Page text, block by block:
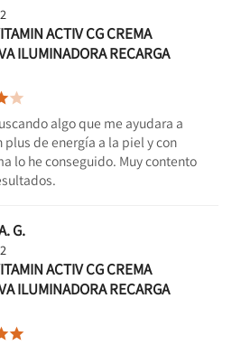
ACTIV CG CREMA
ILUMINADORA RECARGA

algo que me ayudara a
plus de energía a la piel y con
lo he conseguido. Muy contento
G.
ACTIV CG CREMA
ILUMINADORA RECARGA
